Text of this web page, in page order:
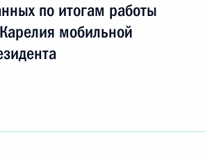
по итогам работы
мобильной